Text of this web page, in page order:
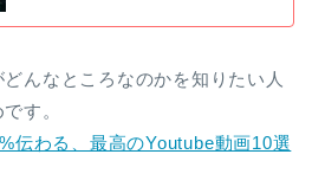
んなところなのかを知りたい人
す。
伝わる、最高のYoutube動画10選